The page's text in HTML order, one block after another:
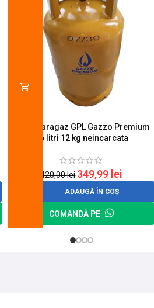
Butelie aragaz GPL Gazzo Premium
26 litri 12 kg neincarcata
420,00lei 349,99 lei
ADAUGĂ ÎN COȘ
COMANDĂ PE